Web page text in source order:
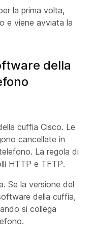
la prima volta,
e viene avviata la
della
cuffia Cisco. Le
cancellate in
La regola di
HTTP e TFTP.
Se la versione del
della cuffia,
si collega